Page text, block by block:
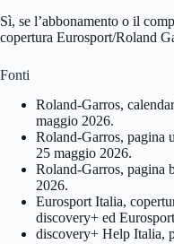
Sì, se l’abbonamento o il
copertura Eurosport/Roland
Fonti
Roland-Garros,
maggio 2026.
Roland-Garros, pagina
25 maggio 2026.
Roland-Garros, pagina
2026.
Eurosport Italia,
discovery+ ed
discovery+ Help Italia,